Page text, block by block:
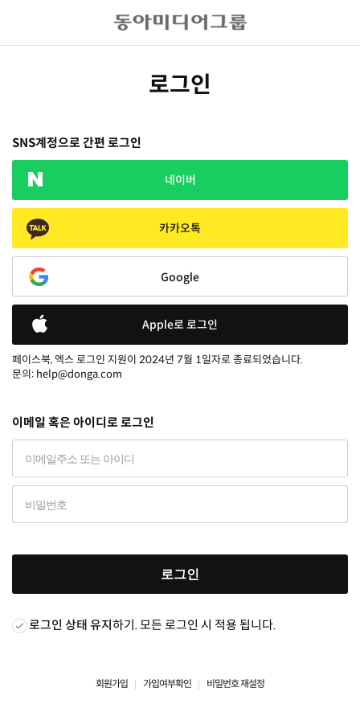
로그인
SNS계정으로 간편 로그인
네이버
카카오톡
Google
Apple로 로그인
페이스북, 엑스 로그인 지원이 2024년 7월 1일자로 종료되었습니다.
문의: help@donga.com
이메일 혹은 아이디로 로그인
로그인
로그인 상태 유지하기. 모든 로그인 시 적용 됩니다.
회원가입 가입여부확인 비밀번호 재설정